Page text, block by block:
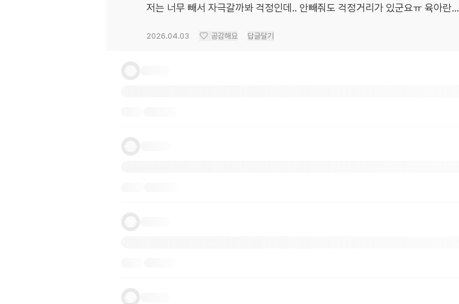
저는 너무 빼서 자극갈까봐 걱정인데.. 안빼줘도 걱정거리가 있군요ㅠ 육아란...
2026.04.03 공감해요 답글달기